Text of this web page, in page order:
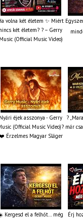
volna két életem ✨ Miért
nincs két életem? ? – Gerry
Music (Official Music Video)
Nyári éjek asszonya - Gerry
(Official Music Video)?
Érzelmes Magyar Sláger
?
már
Kergesd el a felhőt… még
Érj